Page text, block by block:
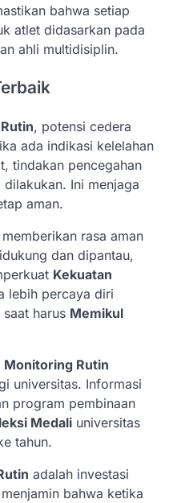
bahwa setiap
atlet didasarkan pada
ahli multidisiplin.
, potensi cedera
ada indikasi kelelahan
tindakan pencegahan
Ini menjaga
aman.
rasa aman
dan dipantau,
Kekuatan
lebih percaya diri
harus Memikul
Monitoring Rutin
universitas. Informasi
program pembinaan
Medali universitas
tahun.
adalah investasi
bahwa ketika